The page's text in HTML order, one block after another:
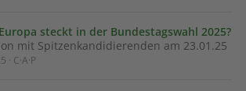
steckt in der Bundestagswahl 2025?
mit Spitzenkandidierenden am 23.01.25
C·A·P